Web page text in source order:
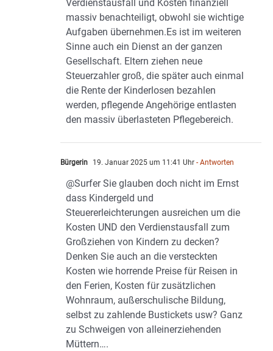
Verdienstausfall und Kosten finanziell
massiv benachteiligt, obwohl sie wichtige
Aufgaben übernehmen.Es ist im weiteren
Sinne auch ein Dienst an der ganzen
Gesellschaft. Eltern ziehen neue
Steuerzahler groß, die später auch einmal
die Rente der Kinderlosen bezahlen
werden, pflegende Angehörige entlasten
den massiv überlasteten Pflegebereich.
Bürgerin 19. Januar 2025 um 11:41 Uhr - Antworten
@Surfer Sie glauben doch nicht im Ernst
dass Kindergeld und
Steuererleichterungen ausreichen um die
Kosten UND den Verdienstausfall zum
Großziehen von Kindern zu decken?
Denken Sie auch an die versteckten
Kosten wie horrende Preise für Reisen in
den Ferien, Kosten für zusätzlichen
Wohnraum, außerschulische Bildung,
selbst zu zahlende Bustickets usw? Ganz
zu Schweigen von alleinerziehenden
Müttern….